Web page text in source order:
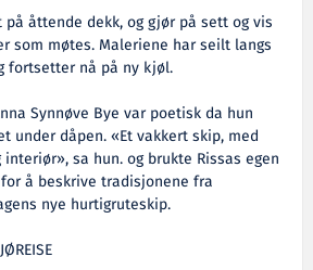
åttende dekk, og gjør på sett og vis
som møtes. Maleriene har seilt langs
fortsetter nå på ny kjøl.
Synnøve Bye var poetisk da hun
under dåpen. «Et vakkert skip, med
sa hun. og brukte Rissas egen
å beskrive tradisjonene fra
nye hurtigruteskip.